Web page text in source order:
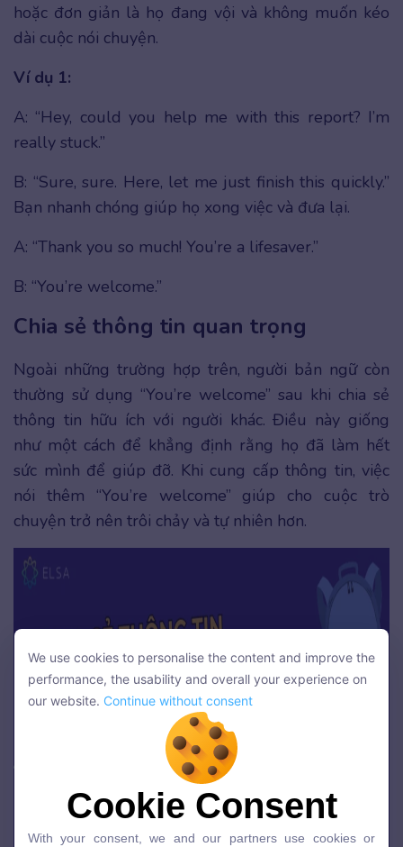
hoặc đơn giản là họ đang vội và không muốn kéo
dài cuộc nói chuyện.
Ví dụ 1:
A: “Hey, could you help me with this report? I’m
really stuck.”
B: “Sure, sure. Here, let me just finish this quickly.”
Bạn nhanh chóng giúp họ xong việc và đưa lại.
A: “Thank you so much! You’re a lifesaver.”
B: “You’re welcome.”
Chia sẻ thông tin quan trọng
Ngoài những trường hợp trên, người bản ngữ còn
thường sử dụng “You’re welcome” sau khi chia sẻ
thông tin hữu ích với người khác. Điều này giống
như một cách để khẳng định rằng họ đã làm hết
sức mình để giúp đỡ. Khi cung cấp thông tin, việc
nói thêm “You’re welcome” giúp cho cuộc trò
chuyện trở nên trôi chảy và tự nhiên hơn.
We use cookies to personalise the content and improve the
performance, the usability and overall your experience on
Continue without consent
Cookie Consent
We use cookies to personalise the content and improve the
performance, the usability and overall your experience on
our website. Continue without consent
Cookie Consent
With your consent, we and our partners use cookies or